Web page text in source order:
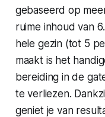
gebaseerd op
ruime inhoud van
hele gezin (tot 5
maakt is het
bereiding in de
te verliezen.
geniet je van